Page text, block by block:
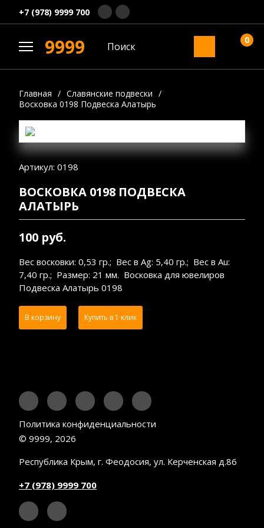
+7 (978) 9999 700
9999 0
Главная / Славянские подвески /
Восковка 0198 Подвеска Алатырь
Артикул: 0198
ВОСКОВКА 0198 ПОДВЕСКА
АЛАТЫРЬ
100 руб.
Вес восковки: 0,53 гр.; Вес в Ag: 5,40 гр.; Вес в Au:
7,40 гр.; Размер: 21 мм. Восковка для ювелиров
Подвеска Алатырь 0198
В корзину Купить в 1 клик
Политика конфиденциальности
© 9999, 2026
Республика Крым, г. Феодосия, ул. Керченская д.86
+7 (978) 9999 700